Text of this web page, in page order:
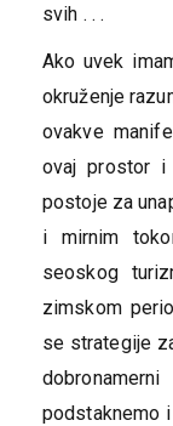
svih . . .
Ako uvek
okruženje
ovakve
ovaj prostor i
postoje za
i mirnim
seoskog
zimskom
se strategije
podstaknemo